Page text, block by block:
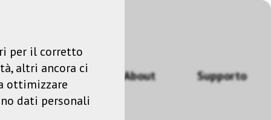
News About Supporto
per il corretto
altri ancora ci
ottimizzare
dati personali